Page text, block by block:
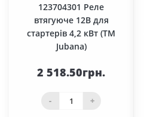
123704301 Реле
втягуюче 12В для
стартерів 4,2 кВт (TM
Jubana)
2 518.50грн.
- +